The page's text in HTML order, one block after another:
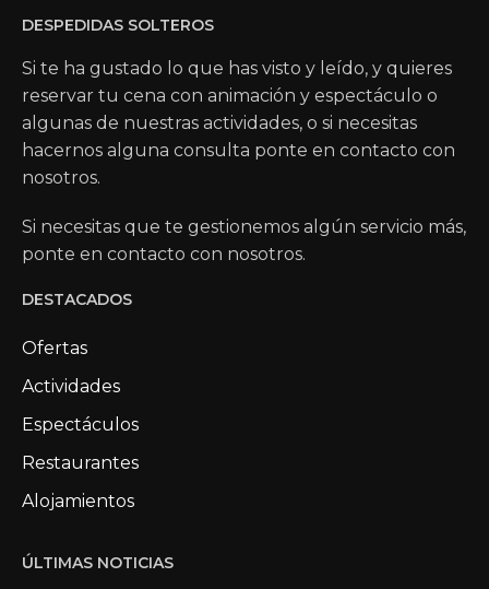
DESPEDIDAS SOLTEROS
Si te ha gustado lo que has visto y leído, y quieres
reservar tu cena con animación y espectáculo o
algunas de nuestras actividades, o si necesitas
hacernos alguna consulta ponte en contacto con
nosotros.
Si necesitas que te gestionemos algún servicio más,
ponte en contacto con nosotros.
DESTACADOS
Ofertas
Actividades
Espectáculos
Restaurantes
Alojamientos
ÚLTIMAS NOTICIAS